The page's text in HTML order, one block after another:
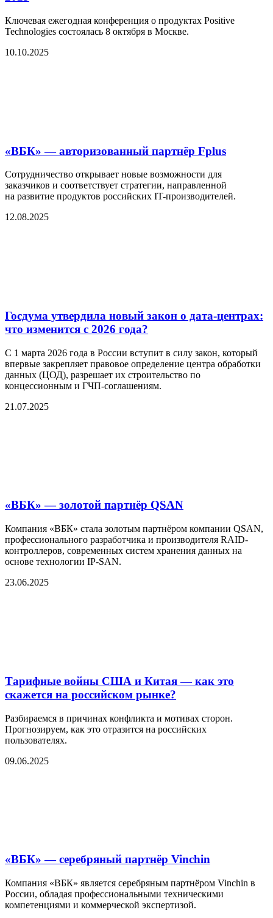
Ключевая ежегодная конференция о продуктах Positive
Technologies состоялась 8 октября в Москве.
10.10.2025
«ВБК» — авторизованный партнёр Fplus
Сотрудничество открывает новые возможности для
заказчиков и соответствует стратегии, направленной
на развитие продуктов российских IT-производителей.
12.08.2025
Госдума утвердила новый закон о дата-центрах:
что изменится с 2026 года?
С 1 марта 2026 года в России вступит в силу закон, который
впервые закрепляет правовое определение центра обработки
данных (ЦОД), разрешает их строительство по
концессионным и ГЧП-соглашениям.
21.07.2025
«ВБК» — золотой партнёр QSAN
Компания «ВБК» стала золотым партнёром компании QSAN,
профессионального разработчика и производителя RAID-
контроллеров, современных систем хранения данных на
основе технологии IP-SAN.
23.06.2025
Тарифные войны США и Китая — как это
скажется на российском рынке?
Разбираемся в причинах конфликта и мотивах сторон.
Прогнозируем, как это отразится на российских
пользователях.
09.06.2025
«ВБК» — серебряный партнёр Vinchin
Компания «ВБК» является серебряным партнёром Vinchin в
России, обладая профессиональными техническими
компетенциями и коммерческой экспертизой.